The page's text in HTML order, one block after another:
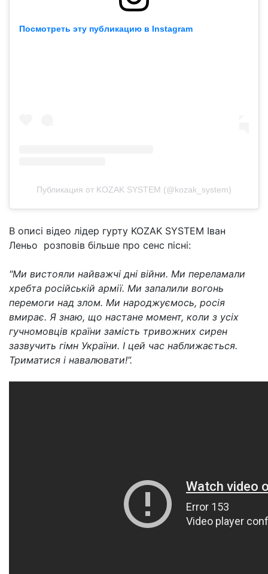
Посмотреть эту публикацию в Instagram
Публикация от KOZAK SYSTEM (@kozak_system)
В описі відео лідер гурту KOZAK SYSTEM Іван
Леньо розповів більше про сенс пісні:
"Ми вистояли найважчі дні війни. Ми переламали
хребта російській армії. Ми запалили вогонь
перемоги над злом. Ми народжуємось, росія
вмирає. Я знаю, що настане момент, коли з усіх
гучномовців країни замість тривожних сирен
зазвучить гімн України. І цей час наближається.
Триматися і навалювати!”.